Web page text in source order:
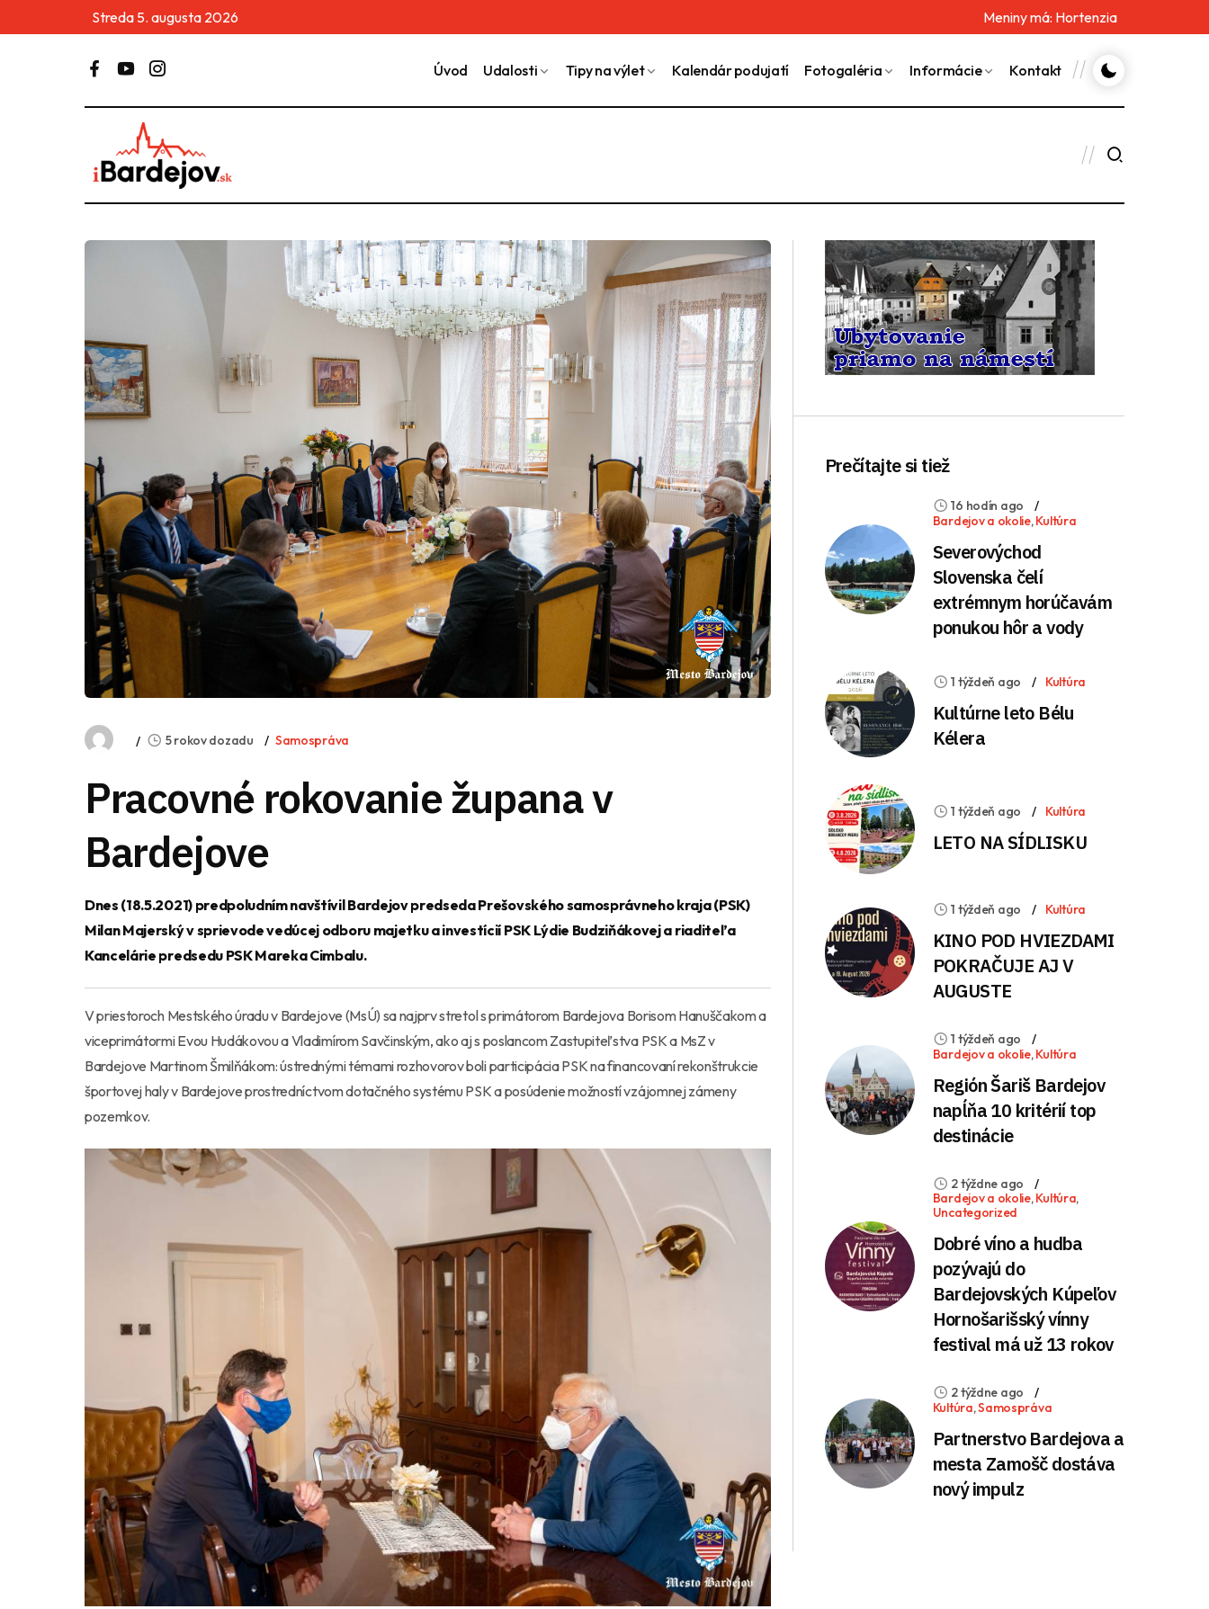
Streda 5. augusta 2026 Meniny má: Hortenzia
Úvod Udalosti Tipy na výlet Kalendár podujatí Fotogaléria Informácie Kontakt
5 rokov dozadu Samospráva
Pracovné rokovanie župana v
Bardejove
Dnes (18.5.2021) predpoludním navštívil Bardejov predseda Prešovského samosprávneho kraja (PSK)
Milan Majerský v sprievode vedúcej odboru majetku a investícií PSK Lýdie Budziňákovej a riaditeľa
Kancelárie predsedu PSK Mareka Cimbalu.
V priestoroch Mestského úradu v Bardejove (MsÚ) sa najprv stretol s primátorom Bardejova Borisom Hanuščakom a
viceprimátormi Evou Hudákovou a Vladimírom Savčinským, ako aj s poslancom Zastupiteľstva PSK a MsZ v
Bardejove Martinom Šmilňákom: ústrednými témami rozhovorov boli participácia PSK na financovaní rekonštrukcie
športovej haly v Bardejove prostredníctvom dotačného systému PSK a posúdenie možností vzájomnej zámeny
pozemkov.
Prečítajte si tiež
16 hodín ago
Bardejov a okolie,Kultúra
Severovýchod
Slovenska čelí
extrémnym horúčavám
ponukou hôr a vody
1 týždeň ago Kultúra
Kultúrne leto Bélu
Kélera
1 týždeň ago Kultúra
LETO NA SÍDLISKU
1 týždeň ago Kultúra
KINO POD HVIEZDAMI
POKRAČUJE AJ V
AUGUSTE
1 týždeň ago
Bardejov a okolie,Kultúra
Región Šariš Bardejov
napĺňa 10 kritérií top
destinácie
2 týždne ago
Bardejov a okolie,Kultúra,
Uncategorized
Dobré víno a hudba
pozývajú do
Bardejovských Kúpeľov
Hornošarišský vínny
festival má už 13 rokov
2 týždne ago
Kultúra,Samospráva
Partnerstvo Bardejova a
mesta Zamošč dostáva
nový impulz